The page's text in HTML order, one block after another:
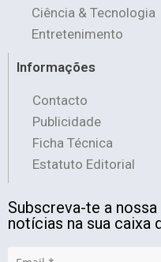
Ciência & Tecnologia
Entretenimento
Informações
Contacto
Publicidade
Ficha Técnica
Estatuto Editorial
Subscreva-te a
notícias na sua caixa